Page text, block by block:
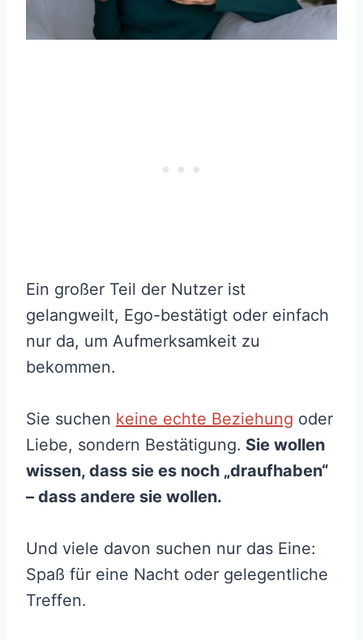
Ein großer Teil der Nutzer ist
gelangweilt, Ego-bestätigt oder einfach
nur da, um Aufmerksamkeit zu
bekommen.
Sie suchen keine echte Beziehung oder
Liebe, sondern Bestätigung. Sie wollen
wissen, dass sie es noch „draufhaben“
– dass andere sie wollen.
Und viele davon suchen nur das Eine:
Spaß für eine Nacht oder gelegentliche
Treffen.